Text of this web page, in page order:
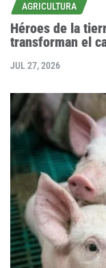
AGRICULTURA
Héroes de la
transforman el
JUL 27, 2026